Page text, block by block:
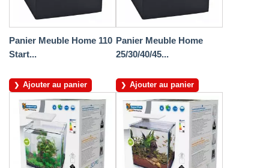
Panier Meuble Home 110
Start...
Ajouter au panier
Panier Meuble Home
25/30/40/45...
Ajouter au panier